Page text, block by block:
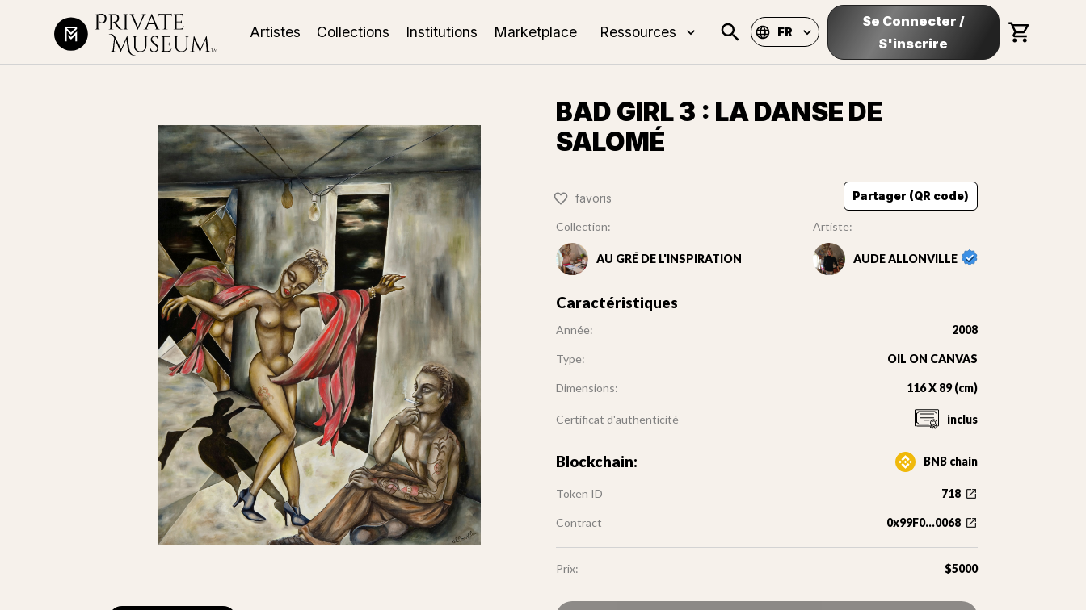
Artistes Collections Institutions Marketplace Ressources FR
Se Connecter /
S'inscrire
BAD GIRL 3 : LA DANSE DE
SALOMÉ
favoris Partager (QR code)
Collection:
AU GRÉ DE L'INSPIRATION
Artiste:
AUDE ALLONVILLE
Caractéristiques
Année: 2008
Type: OIL ON CANVAS
Dimensions: 116 X 89 (cm)
Certificat d'authenticité inclus
Blockchain: BNB chain
Token ID 718
Contract 0x99F0...0068
Prix: $5000